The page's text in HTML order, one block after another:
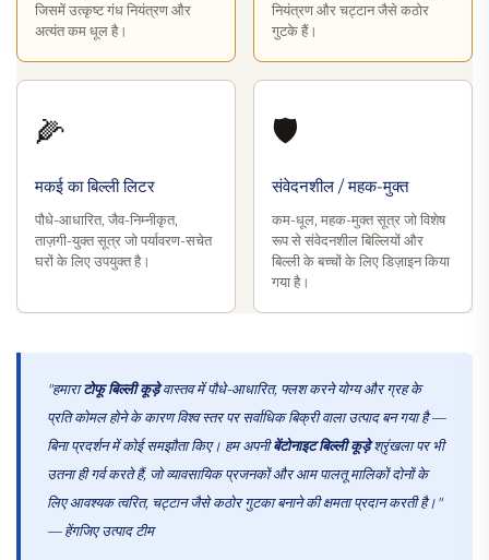
जिसमें उत्कृष्ट गंध नियंत्रण और
अत्यंत कम धूल है।
नियंत्रण और चट्टान जैसे कठोर
गुटके हैं।
🌽
मकई का बिल्ली लिटर
पौधे-आधारित, जैव-निम्नीकृत,
ताज़गी-युक्त सूत्र जो पर्यावरण-सचेत
घरों के लिए उपयुक्त है।
🛡️
संवेदनशील / महक-मुक्त
कम-धूल, महक-मुक्त सूत्र जो विशेष
रूप से संवेदनशील बिल्लियों और
बिल्ली के बच्चों के लिए डिज़ाइन किया
गया है।
"हमाराटोफू बिल्ली कूड़ेवास्तव में पौधे-आधारित, फ्लश करने योग्य और ग्रह के
प्रति कोमल होने के कारण विश्व स्तर पर सर्वाधिक बिक्री वाला उत्पाद बन गया है —
बिना प्रदर्शन में कोई समझौता किए। हम अपनीबेंटोनाइट बिल्ली कूड़ेश्रृंखला पर भी
उतना ही गर्व करते हैं, जो व्यावसायिक प्रजनकों और आम पालतू मालिकों दोनों के
लिए आवश्यक त्वरित, चट्टान जैसे कठोर गुटका बनाने की क्षमता प्रदान करती है।"
— हेंगजिए उत्पाद टीम